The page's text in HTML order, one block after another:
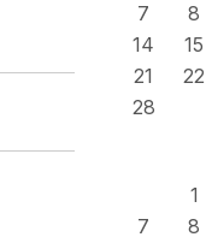
7
8
14
15
21
22
28
1
7
8